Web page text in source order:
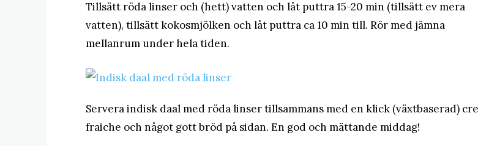
Tillsätt röda linser och (hett) vatten och låt puttra 15-20 min (tillsätt ev mera
vatten), tillsätt kokosmjölken och låt puttra ca 10 min till. Rör med jämna
mellanrum under hela tiden.
Servera indisk daal med röda linser tillsammans med en klick (växtbaserad)
fraiche och något gott bröd på sidan. En god och mättande middag!